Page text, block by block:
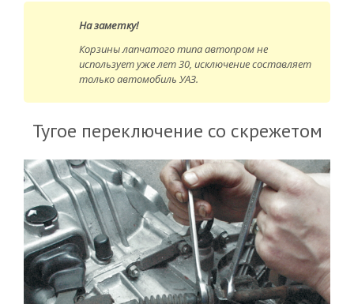
На заметку!
Корзины лапчатого типа автопром не
использует уже лет 30, исключение составляет
только автомобиль УАЗ.
Тугое переключение со скрежетом